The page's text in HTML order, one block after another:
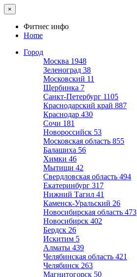
×
Фитнес инфо
Home
Город
Москва 1948
Зеленоград 38
Московский 11
Щербинка 7
Санкт-Петербург 1105
Краснодарский край 887
Краснодар 430
Сочи 181
Новороссийск 53
Московская область 855
Балашиха 56
Химки 46
Мытищи 42
Свердловская область 494
Екатеринбург 317
Нижний Тагил 41
Каменск-Уральский 26
Новосибирская область 473
Новосибирск 402
Бердск 26
Искитим 5
Алматы 439
Челябинская область 421
Челябинск 263
Магнитогорск 50